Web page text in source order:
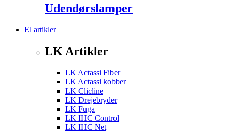
Udendørslamper
El artikler
LK Artikler
LK Actassi Fiber
LK Actassi kobber
LK Clicline
LK Drejebryder
LK Fuga
LK IHC Control
LK IHC Net